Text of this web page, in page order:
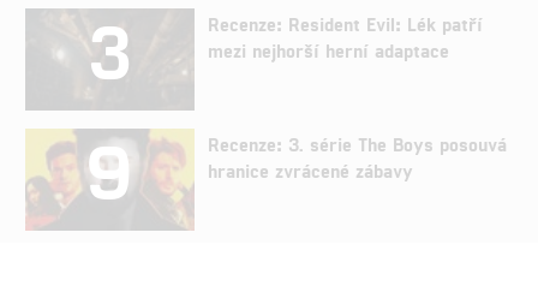
3
Recenze: Resident Evil: Lék patří
mezi nejhorší herní adaptace
9
Recenze: 3. série The Boys posouvá
hranice zvrácené zábavy